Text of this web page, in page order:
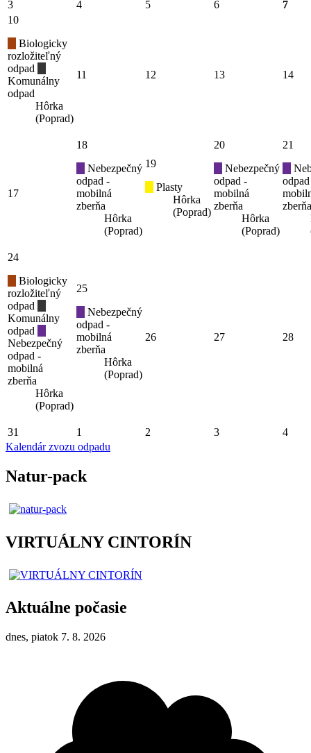
3 4 5 6
7
10
Biologicky
rozložiteľný
odpad
Komunálny
odpad
Hôrka
(Poprad)
11 12 13 14
17
18
Nebezpečný
odpad -
mobilná
zberňa
Hôrka
(Poprad)
19
Plasty
Hôrka
(Poprad)
20
Nebezpečný
odpad -
mobilná
zberňa
Hôrka
(Poprad)
21
zberňa
24
Biologicky
rozložiteľný
odpad
Komunálny
odpad
Nebezpečný
odpad -
mobilná
zberňa
Hôrka
(Poprad)
25
Nebezpečný
odpad -
mobilná
zberňa
Hôrka
(Poprad)
26 27 28
31 1 2 3
4
Kalendár zvozu odpadu
Natur-pack
VIRTUÁLNY CINTORÍN
Aktuálne počasie
dnes, piatok 7. 8. 2026